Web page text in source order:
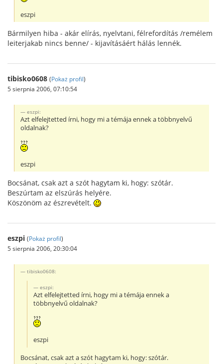
eszpi
Bármilyen hiba - akár elírás, nyelvtani, félrefordítás /remélem
leiterjakab nincs benne/ - kijavításáért hálás lennék.
tibisko0608 (Pokaż profil)
5 sierpnia 2006, 07:10:54
eszpi:
Azt elfelejtetted írni, hogy mi a témája ennek a többnyelvű
oldalnak?
eszpi
Bocsánat, csak azt a szót hagytam ki, hogy: szótár.
Beszúrtam az elszúrás helyére.
Köszönöm az észrevételt.
eszpi (Pokaż profil)
5 sierpnia 2006, 20:30:04
tibisko0608:
eszpi:
Azt elfelejtetted írni, hogy mi a témája ennek a
többnyelvű oldalnak?
eszpi
Bocsánat, csak azt a szót hagytam ki, hogy: szótár.